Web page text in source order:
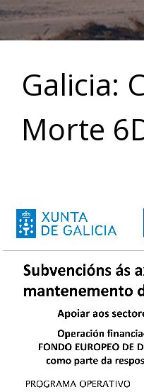
Galicia:
Morte